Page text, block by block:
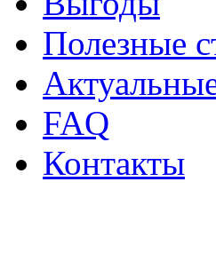
Полезные
FAQ
Контакты